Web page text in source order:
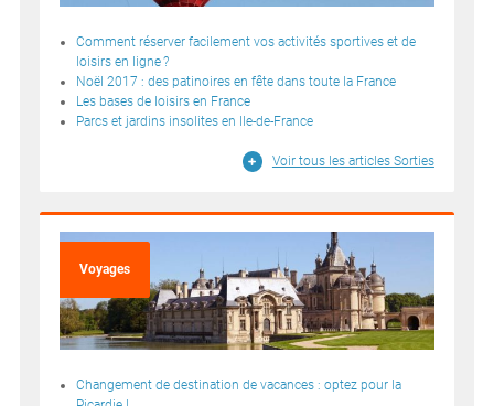
Comment réserver facilement vos activités sportives et de
loisirs en ligne ?
Noël 2017 : des patinoires en fête dans toute la France
Les bases de loisirs en France
Parcs et jardins insolites en Ile-de-France
Voir tous les articles Sorties
Voyages
Changement de destination de vacances : optez pour la